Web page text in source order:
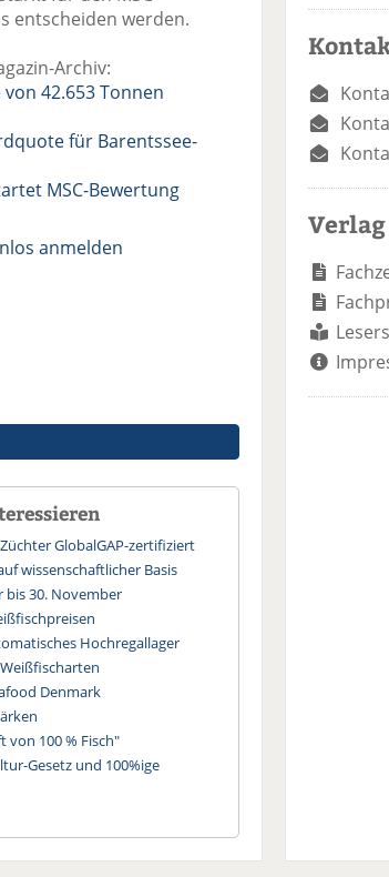
entscheiden werden.
Archiv:
42.653 Tonnen
für Barentssee-
MSC-Bewertung
anmelden
GlobalGAP-zertifiziert
wissenschaftlicher Basis
bis 30. November
Hochregallager
Denmark
von 100 % Fisch"
Gesetz und 100%ige
Verlag